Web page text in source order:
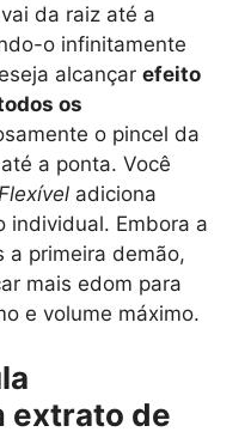
da raiz até a
o infinitamente
alcançar efeito
os
o pincel da
a ponta. Você
adiciona
individual. Embora a
a primeira demão,
mais edom para
e volume máximo.
extrato de